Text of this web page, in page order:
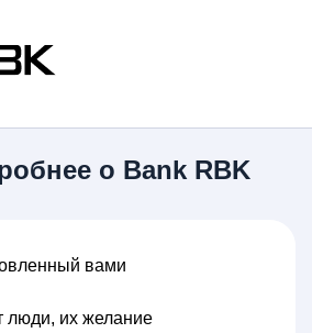
о Bank RBK
вами
люди, их желание